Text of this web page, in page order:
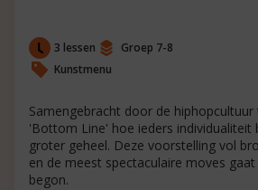
3 lessen
Groep 7-8
Kunstmenu
Samengebracht door de hiphopcultuur
'Bottom Line' hoe ieders individualiteit
groter geheel. Deze voorstelling vol
en de meest spectaculaire moves
begon.